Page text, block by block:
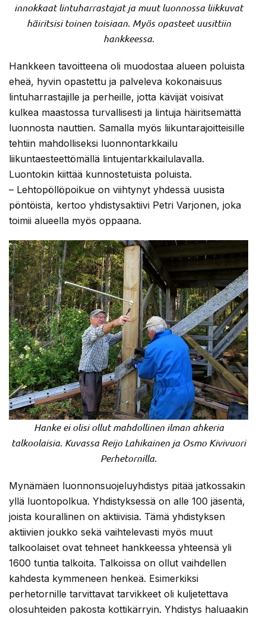
innokkaat lintuharrastajat ja muut luonnossa liikkuvat
häiritsisi toinen toisiaan. Myös opasteet uusittiin
hankkeessa.
Hankkeen tavoitteena oli muodostaa alueen poluista
eheä, hyvin opastettu ja palveleva kokonaisuus
lintuharrastajille ja perheille, jotta kävijät voisivat
kulkea maastossa turvallisesti ja lintuja häiritsemättä
luonnosta nauttien. Samalla myös liikuntarajoitteisille
tehtiin mahdolliseksi luonnontarkkailu
liikuntaesteettömällä lintujentarkkailulavalla.
Luontokin kiittää kunnostetuista poluista.
– Lehtopöllöpoikue on viihtynyt yhdessä uusista
pöntöistä, kertoo yhdistysaktiivi Petri Varjonen, joka
toimii alueella myös oppaana.
Hanke ei olisi ollut mahdollinen ilman ahkeria
talkoolaisia. Kuvassa Reijo Lahikainen ja Osmo Kivivuori
Perhetornilla.
Mynämäen luonnonsuojeluyhdistys pitää jatkossakin
yllä luontopolkua. Yhdistyksessä on alle 100 jäsentä,
joista kourallinen on aktiivisia. Tämä yhdistyksen
aktiivien joukko sekä vaihtelevasti myös muut
talkoolaiset ovat tehneet hankkeessa yhteensä yli
1600 tuntia talkoita. Talkoissa on ollut vaihdellen
kahdesta kymmeneen henkeä. Esimerkiksi
perhetornille tarvittavat tarvikkeet oli kuljetettava
olosuhteiden pakosta kottikärryin. Yhdistys haluaakin